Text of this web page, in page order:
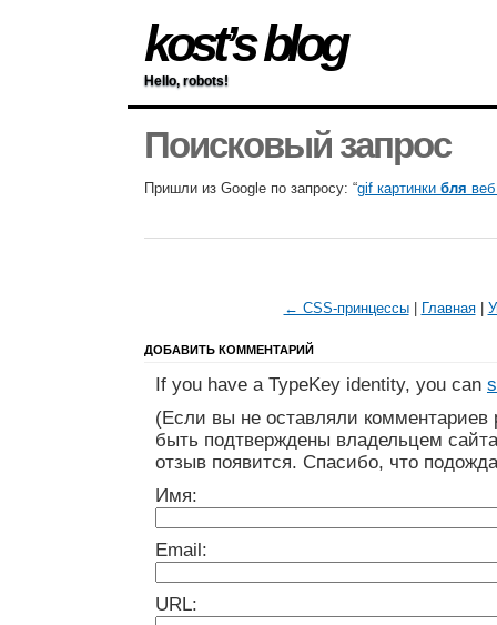
kost’s blog
Hello, robots!
Поисковый запрос
Пришли из Google по запросу: “gif картинки бля
← CSS-принцессы| Главная|
ДОБАВИТЬ КОММЕНТАРИЙ
If you have a TypeKey identity, you can
(Если вы не оставляли
быть подтверждены владельцем
отзыв появится. Спасибо, что
Имя:
Email:
URL: